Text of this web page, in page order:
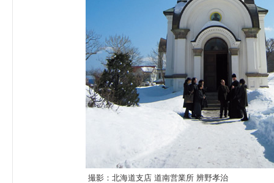
撮影：北海道支店 道南営業所 辨野孝治